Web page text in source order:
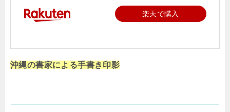
楽天で購入
沖縄の書家による手書き印影